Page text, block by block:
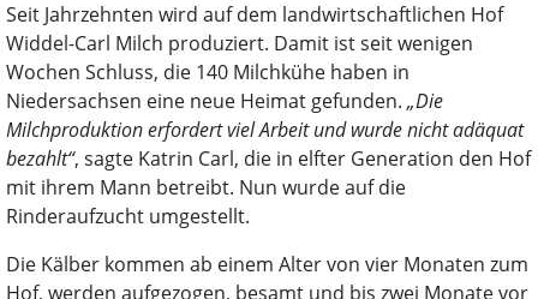
Seit Jahrzehnten wird auf dem landwirtschaftlichen Hof
Widdel-Carl Milch produziert. Damit ist seit wenigen
Wochen Schluss, die 140 Milchkühe haben in
Niedersachsen eine neue Heimat gefunden. „Die
Milchproduktion erfordert viel Arbeit und wurde nicht adäquat
bezahlt“, sagte Katrin Carl, die in elfter Generation den Hof
mit ihrem Mann betreibt. Nun wurde auf die
Rinderaufzucht umgestellt.
Die Kälber kommen ab einem Alter von vier Monaten zum
Hof, werden aufgezogen, besamt und bis zwei Monate vor